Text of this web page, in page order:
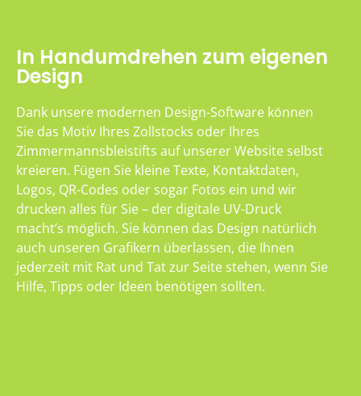
In Handumdrehen zum eigenen
Design
Dank unsere modernen Design-Software können
Sie das Motiv Ihres Zollstocks oder Ihres
Zimmermannsbleistifts auf unserer Website selbst
kreieren. Fügen Sie kleine Texte, Kontaktdaten,
Logos, QR-Codes oder sogar Fotos ein und wir
drucken alles für Sie – der digitale UV-Druck
macht’s möglich. Sie können das Design natürlich
auch unseren Grafikern überlassen, die Ihnen
jederzeit mit Rat und Tat zur Seite stehen, wenn Sie
Hilfe, Tipps oder Ideen benötigen sollten.